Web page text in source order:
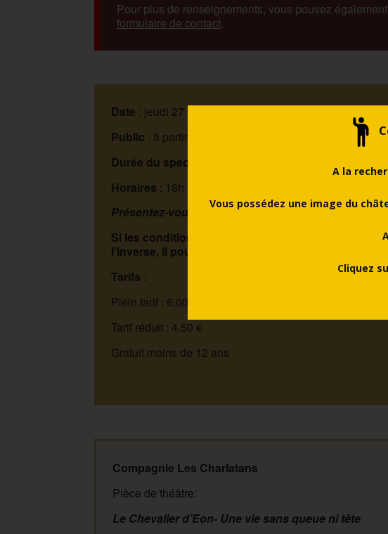
A la
Vous possédez une image du
Cliquez
Pour plus de renseignements, vous pouvez
formulaire de contact.
Date : jeudi 27 août 2026
Public : à partir de 11 ans
Durée du spectacle
Horaires : 18h
Présentez-vous à l’accueil 15 minutes avant
Si les conditions climatiques le permettent, le
l’inverse, il pourra se dérouler dans la grande salle
Tarifs :
Plein tarif : 6,00 €
Tarif réduit : 4.50 €
Gratuit moins de 12 ans
Compagnie Les Charlatans
Pièce de théâtre:
Le Chevalier d’Eon- Une vie sans queue ni tête